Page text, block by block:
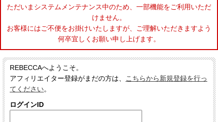
ただいまシステムメンテナンス中のため、一部機能をご利用いただ
けません。
お客様にはご不便をお掛けいたしますが、ご理解いただきますよう
何卒宜しくお願い申し上げます。
REBECCAへようこそ。
アフィリエイター登録がまだの方は、
こちらから新規登録を行っ
てください。
ログインID